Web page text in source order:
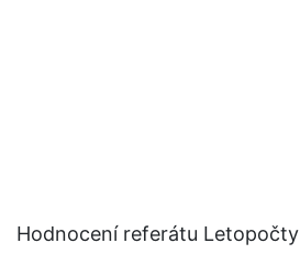
Hodnocení referátu Letopočty